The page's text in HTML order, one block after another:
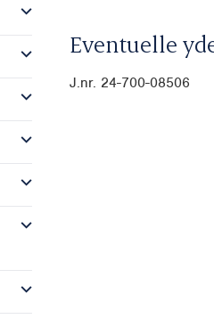
Eventuelle
J.nr. 24-700-08506